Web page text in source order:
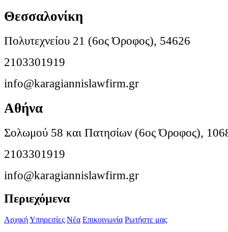
Θεσσαλονίκη
Πολυτεχνείου 21 (6ος Όροφος), 54626
2103301919
info@karagiannislawfirm.gr
Αθήνα
Σολωμού 58 και Πατησίων (6ος Όροφος),
2103301919
info@karagiannislawfirm.gr
Περιεχόμενα
ΑρχικήΥπηρεσίες Νέα Επικοινωνία Ρωτήστε μας